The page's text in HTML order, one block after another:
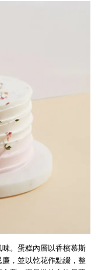
。蛋糕內層以香檳慕斯
，並以乾花作點綴，整